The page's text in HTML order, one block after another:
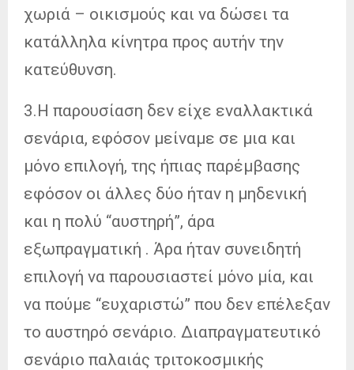
χωριά – οικισμούς και να δώσει τα
κατάλληλα κίνητρα προς αυτήν την
κατεύθυνση.
3.Η παρουσίαση δεν είχε εναλλακτικά
σενάρια, εφόσον μείναμε σε μια και
μόνο επιλογή, της ήπιας παρέμβασης
εφόσον οι άλλες δύο ήταν η μηδενική
και η πολύ “αυστηρή”, άρα
εξωπραγματική . Άρα ήταν συνειδητή
επιλογή να παρουσιαστεί μόνο μία, και
να πούμε “ευχαριστώ” που δεν επέλεξαν
το αυστηρό σενάριο. Διαπραγματευτικό
σενάριο παλαιάς τριτοκοσμικής